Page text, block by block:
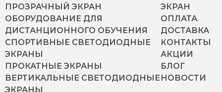
ПРОЗРАЧНЫЙ ЭКРАН
ОБОРУДОВАНИЕ ДЛЯ
ДИСТАНЦИОННОГО ОБУЧЕНИЯ
СПОРТИВНЫЕ СВЕТОДИОДНЫЕ
ЭКРАНЫ
ПРОКАТНЫЕ ЭКРАНЫ
ВЕРТИКАЛЬНЫЕ СВЕТОДИОДНЫЕ
ЭКРАНЫ
ЭКРАН
ОПЛАТА
ДОСТАВКА
КОНТАКТЫ
АКЦИИ
БЛОГ
НОВОСТИ